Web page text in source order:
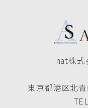
nat株式
東京都港区北